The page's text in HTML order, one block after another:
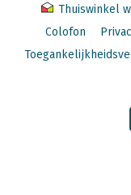
Thuiswinkel
Colofon